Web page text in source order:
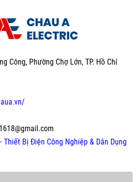
Công, Phường Chợ Lớn, TP. Hồ Chí
Thiết Bị Điện Công Nghiệp & Dân Dụng